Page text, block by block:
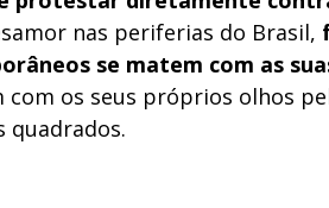
nas periferias do Brasil,
se matem com as
com os seus próprios olhos
quadrados.